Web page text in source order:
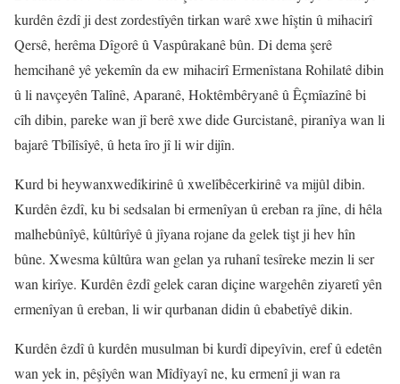
kurdên êzdî ji dest zordestîyên tirkan warê xwe hîştin û mihacirî
Qersê, herêma Dîgorê û Vaspûrakanê bûn. Di dema şerê
hemcihanê yê yekemîn da ew mihacirî Ermenîstana Rohilatê dibin
û li navçeyên Talînê, Aparanê, Hoktêmbêryanê û Êçmîazînê bi
cîh dibin, pareke wan jî berê xwe dide Gurcistanê, piranîya wan li
bajarê Tbîlîsîyê, û heta îro jî li wir dijîn.
Kurd bi heywanxwedîkirinê û xwelîbêcerkirinê va mijûl dibin.
Kurdên êzdî, ku bi sedsalan bi ermenîyan û ereban ra jîne, di hêla
malhebûnîyê, kûltûrîyê û jîyana rojane da gelek tişt ji hev hîn
bûne. Xwesma kûltûra wan gelan ya ruhanî tesîreke mezin li ser
wan kirîye. Kurdên êzdî gelek caran diçine wargehên ziyaretî yên
ermenîyan û ereban, li wir qurbanan didin û ebabetîyê dikin.
Kurdên êzdî û kurdên musulman bi kurdî dipeyîvin, eref û edetên
wan yek in, pêşîyên wan Mîdîyayî ne, ku ermenî ji wan ra